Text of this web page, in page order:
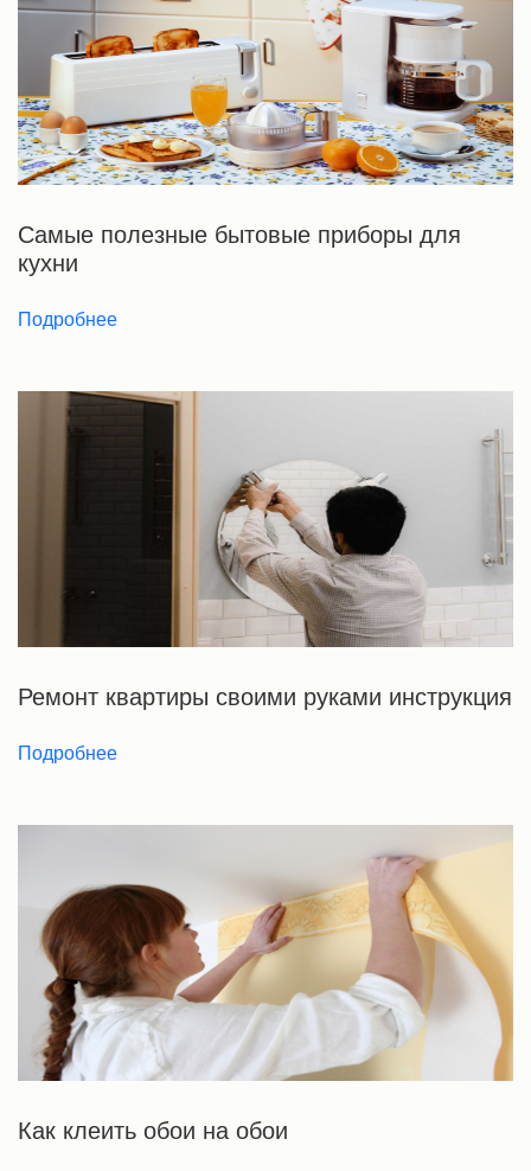
Самые полезные бытовые приборы для
кухни
Подробнее
Ремонт квартиры своими руками инструкция
Подробнее
Как клеить обои на обои